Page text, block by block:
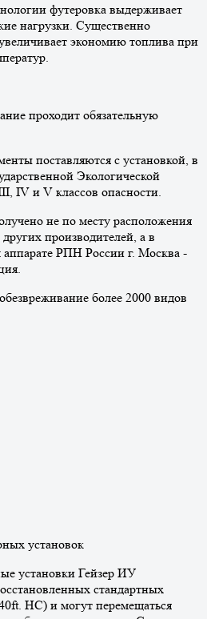
футеровка выдерживает
нагрузки. Существенно
экономию топлива при
проходит обязательную
поставляются с установкой, в
Экологической
IV и V классов опасности.
не по месту расположения
производителей, а в
аппарате РПН России г. Москва -
более 2000 видов
установок
установки Гейзер ИУ
стандартных
HC) и могут перемещаться